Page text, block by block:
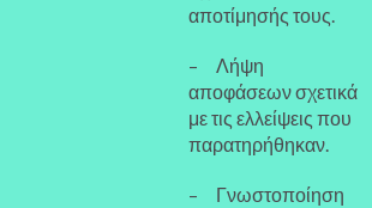
αποτίμησής τους.
– Λήψη
αποφάσεων σχετικά
με τις ελλείψεις που
παρατηρήθηκαν.
– Γνωστοποίηση